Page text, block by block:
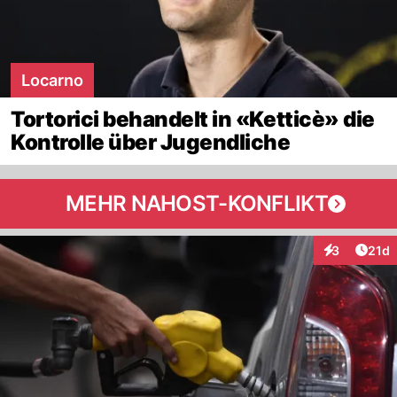
Locarno
Tortorici behandelt in «Ketticè» die
Kontrolle über Jugendliche
MEHR NAHOST-KONFLIKT
3
Interaktionen
21d